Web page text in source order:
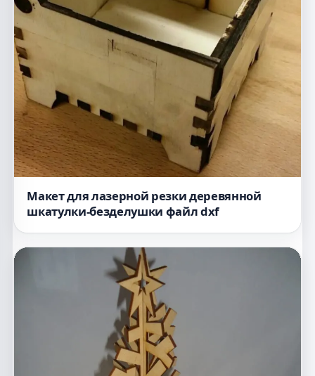
Макет для лазерной резки деревянной
шкатулки-безделушки файл dxf